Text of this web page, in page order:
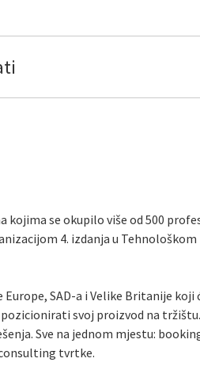
kojima se okupilo više od 500
4. izdanja u Tehnološkom
SAD-a i Velike Britanije
svoj proizvod na
Sve na jednom mjestu:
tvrtke.